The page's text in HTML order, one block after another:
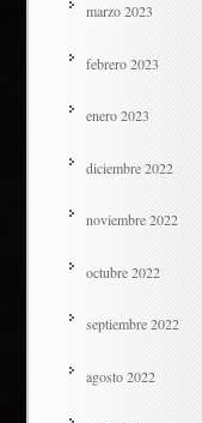
marzo 2023
febrero 2023
enero 2023
diciembre 2022
noviembre 2022
octubre 2022
septiembre 2022
agosto 2022